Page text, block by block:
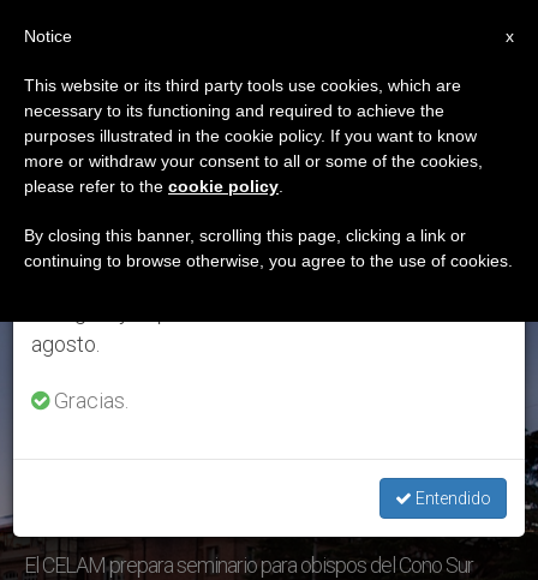
ETIQUETA
Posts Tagged
‘congreso Obispos’
ÚLTIMAS NOTICIAS
El CELAM prepara seminario para obispos del Cono Sur
×
Aviso importante
Del 27 de julio al 7 de agosto haremos la pausa
anual, aprovechando que en el periodo de verano
se generan menos informaciones y también el
agosto.
Gracias.
Entendido
x
Notice
This website or its third party tools use cookies, which are
necessary to its functioning and required to achieve the
purposes illustrated in the cookie policy. If you want to know
more or withdraw your consent to all or some of the cookies,
please refer to the cookie policy
By closing this banner, scrolling this page, clicking a link or
continuing to browse otherwise, you agree to the use of cookies.